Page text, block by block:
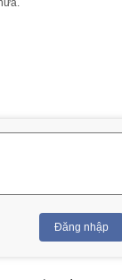
Đăng nhập